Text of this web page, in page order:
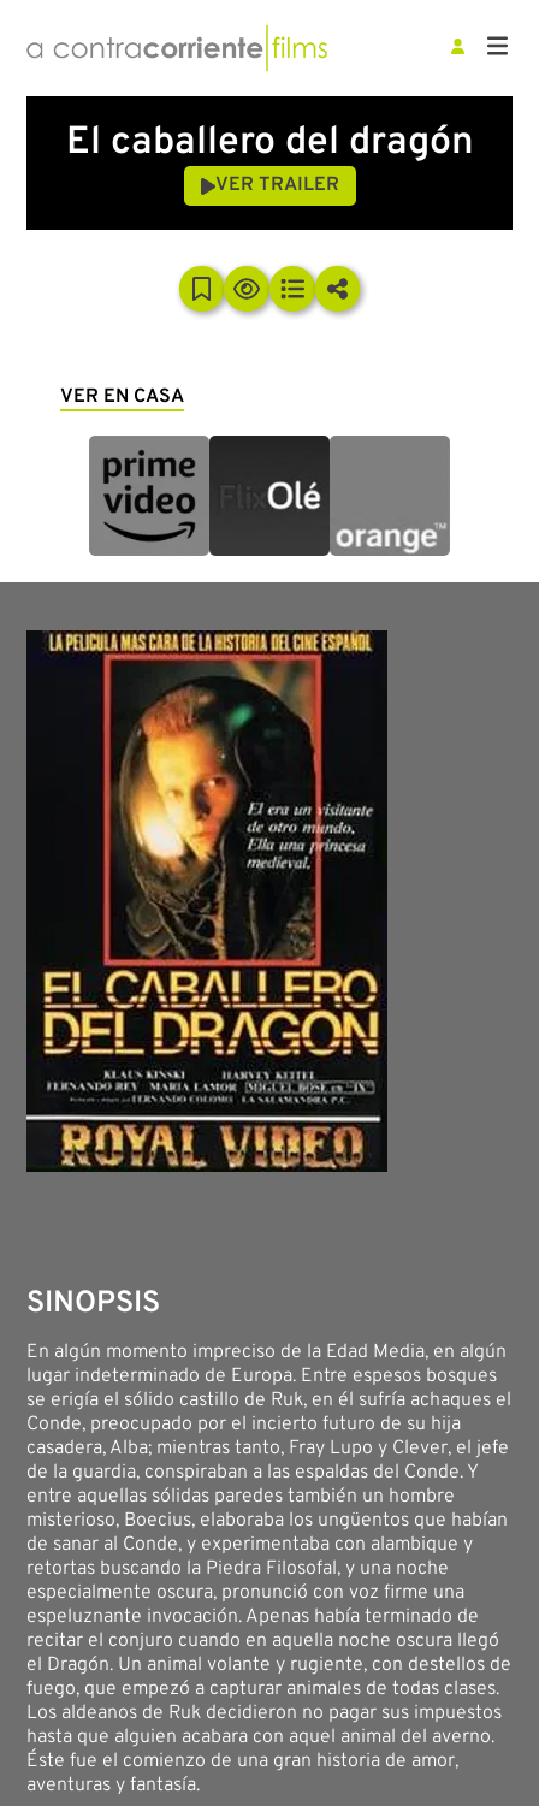
El caballero del dragón
VER TRAILER
VER EN CASA
SINOPSIS
En algún momento impreciso de la Edad Media, en algún
lugar indeterminado de Europa. Entre espesos bosques
se erigía el sólido castillo de Ruk, en él sufría achaques el
Conde, preocupado por el incierto futuro de su hija
casadera, Alba; mientras tanto, Fray Lupo y Clever, el jefe
de la guardia, conspiraban a las espaldas del Conde. Y
entre aquellas sólidas paredes también un hombre
misterioso, Boecius, elaboraba los ungüentos que habían
de sanar al Conde, y experimentaba con alambique y
retortas buscando la Piedra Filosofal, y una noche
especialmente oscura, pronunció con voz firme una
espeluznante invocación. Apenas había terminado de
recitar el conjuro cuando en aquella noche oscura llegó
el Dragón. Un animal volante y rugiente, con destellos de
fuego, que empezó a capturar animales de todas clases.
Los aldeanos de Ruk decidieron no pagar sus impuestos
hasta que alguien acabara con aquel animal del averno.
Éste fue el comienzo de una gran historia de amor,
aventuras y fantasía.